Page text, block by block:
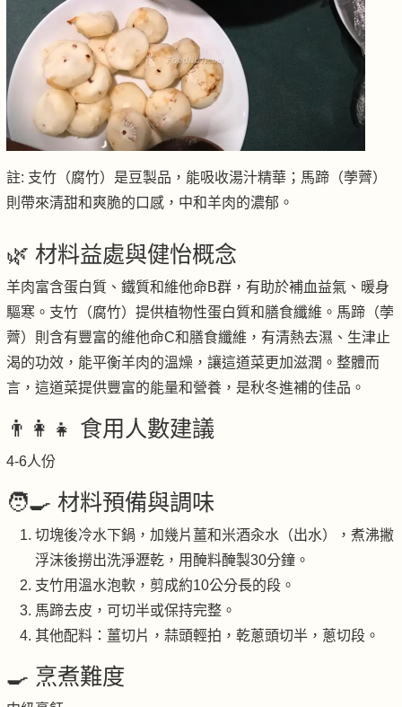
註: 支竹（腐竹）是豆製品，能吸收湯汁精華；馬蹄（荸薺）
則帶來清甜和爽脆的口感，中和羊肉的濃郁。
🌿 材料益處與健怡概念
羊肉富含蛋白質、鐵質和維他命B群，有助於補血益氣、暖身
驅寒。支竹（腐竹）提供植物性蛋白質和膳食纖維。馬蹄（荸
薺）則含有豐富的維他命C和膳食纖維，有清熱去濕、生津止
渴的功效，能平衡羊肉的溫燥，讓這道菜更加滋潤。整體而
言，這道菜提供豐富的能量和營養，是秋冬進補的佳品。
👨‍👩‍👧 食用人數建議
4-6人份
🧑‍🍳 材料預備與調味
切塊後冷水下鍋，加幾片薑和米酒汆水（出水），煮沸撇
浮沫後撈出洗淨瀝乾，用醃料醃製30分鐘。
支竹用溫水泡軟，剪成約10公分長的段。
馬蹄去皮，可切半或保持完整。
其他配料：薑切片，蒜頭輕拍，乾蔥頭切半，蔥切段。
🍳 烹煮難度